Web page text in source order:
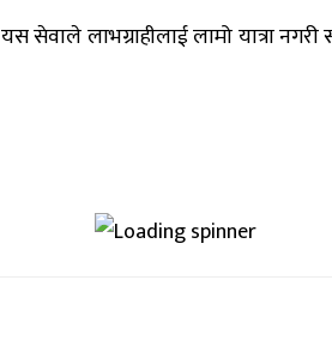
लाभग्राहीलाई लामो यात्रा नगरी